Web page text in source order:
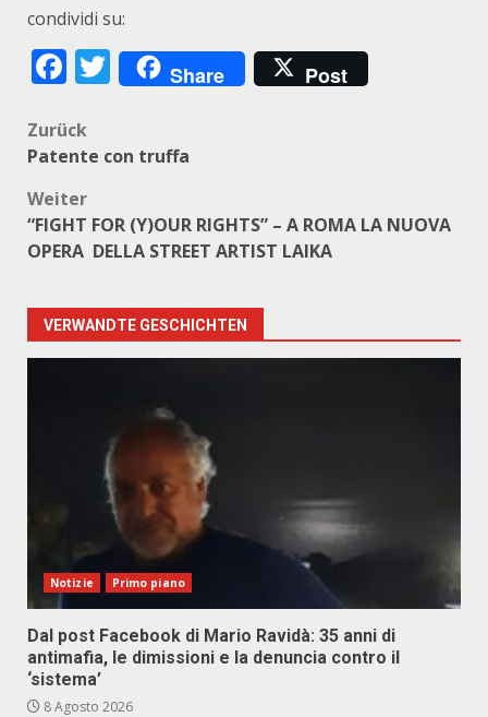
condividi su:
Facebook
Twitter
Share Post
Beitragsnavigation
Zurück
Patente con truffa
Weiter
“FIGHT FOR (Y)OUR RIGHTS” – A ROMA LA NUOVA
OPERA DELLA STREET ARTIST LAIKA
VERWANDTE GESCHICHTEN
Notizie Primo piano
Dal post Facebook di Mario Ravidà: 35 anni di
antimafia, le dimissioni e la denuncia contro il
‘sistema’
8 Agosto 2026